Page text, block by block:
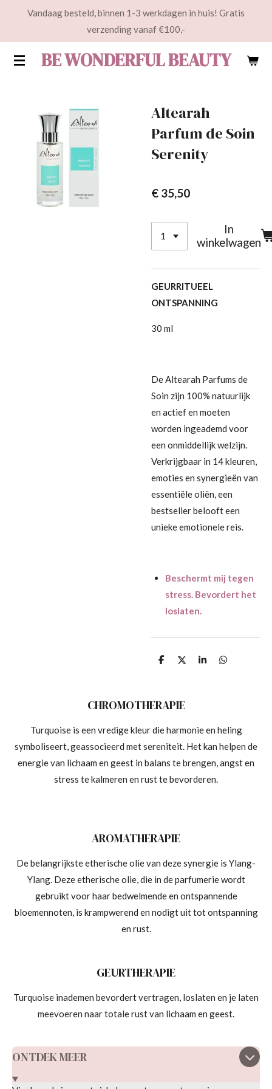
de
BE WONDERFUL BEAUTY
Vandaag besteld, binnen 1-3 werkdagen in huis! Gratis
verzending vanaf €100,-
Altearah
Parfum de Soin
Serenity
€ 35,50
In
winkelwagen
GEURRITUEEL
ONTSPANNING
30 ml
De Altearah Parfums de
Soin zijn 100% natuurlijk
en actief en moeten
worden ingeademd voor
een onmiddellijk welzijn.
Verkrijgbaar in 14 kleuren,
emoties en synergieën van
essentiële oliën, een
bestseller belooft een
unieke emotionele reis.
Beschermt mij tegen
stress. Bevordert het
loslaten.
D
n
D
S
D
CHROMOTHERAPIE
Turquoise is een vredige kleur die harmonie en heling
symboliseert, geassocieerd met sereniteit. Het kan helpen de
energie van lichaam en geest in balans te brengen, angst en
stress te kalmeren en rust te bevorderen.
AROMATHERAPIE
De belangrijkste etherische olie van deze synergie is Ylang-
Ylang. Deze etherische olie, die in de parfumerie wordt
gebruikt voor haar bedwelmende en ontspannende
bloemennoten, is krampwerend en nodigt uit tot ontspanning
en rust.
GEURTHERAPIE
Turquoise inademen bevordertvertragen, loslaten en je laten
meevoeren naartotale rust van lichaam en geest.
ONTDEK MEER